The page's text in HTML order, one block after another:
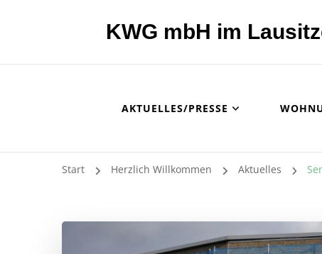
KWG mbH im
AKTUELLES/PRESSE
Start Herzlich Willkommen Aktuelles